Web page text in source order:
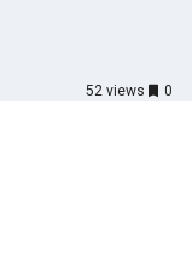
52 views 0